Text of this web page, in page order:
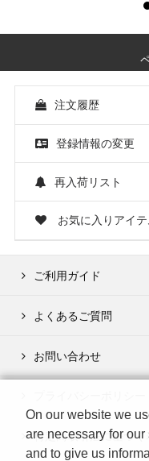
注文履歴
登録情報の変更
再入荷リスト
お気に入りアイテ
ご利用ガイド
よくあるご質問
お問い合わせ
特定商取引法に基づく
On our website we
are necessary for
and to give us